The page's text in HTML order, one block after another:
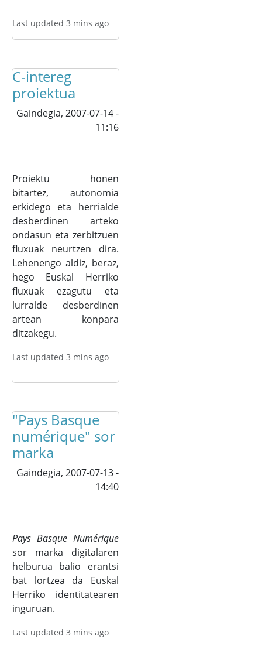
Last updated 3 mins ago
C-intereg
proiektua
Gaindegia, 2007-07-14 -
11:16
Proiektu honen
bitartez, autonomia
erkidego eta herrialde
desberdinen arteko
ondasun eta zerbitzuen
fluxuak neurtzen dira.
Lehenengo aldiz, beraz,
hego Euskal Herriko
fluxuak ezagutu eta
lurralde desberdinen
artean konpara
ditzakegu.
Last updated 3 mins ago
"Pays Basque
numérique" sor
marka
Gaindegia, 2007-07-13 -
14:40
Pays Basque Numérique
sor marka digitalaren
helburua balio erantsi
bat lortzea da Euskal
Herriko identitatearen
inguruan.
Last updated 3 mins ago